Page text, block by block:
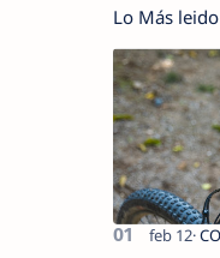
bike
un
del
bike
el
cro…
Lo Más leido